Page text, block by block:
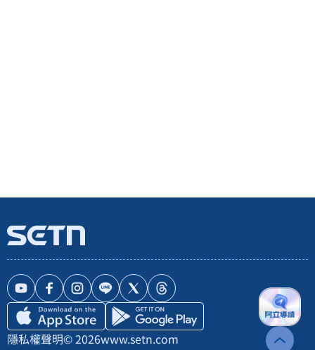
隱私權聲明© 2026www.setn.com